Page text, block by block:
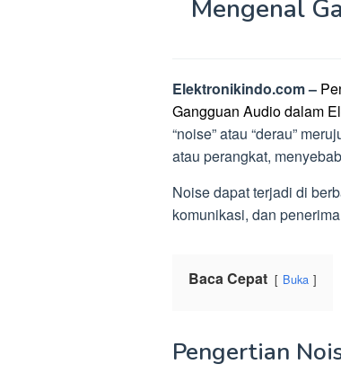
Mengenal
Elektronikindo.com –
Gangguan Audio dalam
“noise” atau “derau”
atau perangkat,
Noise dapat terjadi di
komunikasi, dan
Baca Cepat Buka
Pengertian